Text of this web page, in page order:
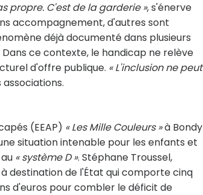
propre. C'est de la garderie », s'énerve
accompagnement, d'autres sont
déjà documenté dans plusieurs
ce contexte, le handicap ne relève
d'offre publique. « L'inclusion ne peut
(EEAP) « Les Mille Couleurs »à Bondy
situation intenable pour les enfants et
« système D ». Stéphane Troussel,
destination de l'État qui comporte cinq
d'euros pour combler le déficit de